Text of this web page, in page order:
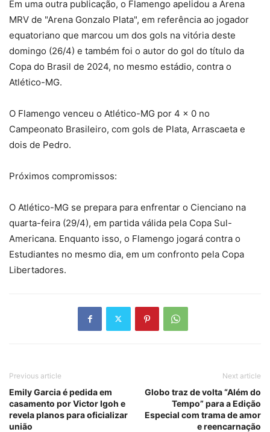
Em uma outra publicação, o Flamengo apelidou a Arena
MRV de "Arena Gonzalo Plata", em referência ao jogador
equatoriano que marcou um dos gols na vitória deste
domingo (26/4) e também foi o autor do gol do título da
Copa do Brasil de 2024, no mesmo estádio, contra o
Atlético-MG.
O Flamengo venceu o Atlético-MG por 4 x 0 no
Campeonato Brasileiro, com gols de Plata, Arrascaeta e
dois de Pedro.
Próximos compromissos:
O Atlético-MG se prepara para enfrentar o Cienciano na
quarta-feira (29/4), em partida válida pela Copa Sul-
Americana. Enquanto isso, o Flamengo jogará contra o
Estudiantes no mesmo dia, em um confronto pela Copa
Libertadores.
Previous article
Emily Garcia é pedida em
casamento por Victor Igoh e
revela planos para oficializar
união
Next article
Globo traz de volta “Além do
Tempo” para a Edição
Especial com trama de amor
e reencarnação